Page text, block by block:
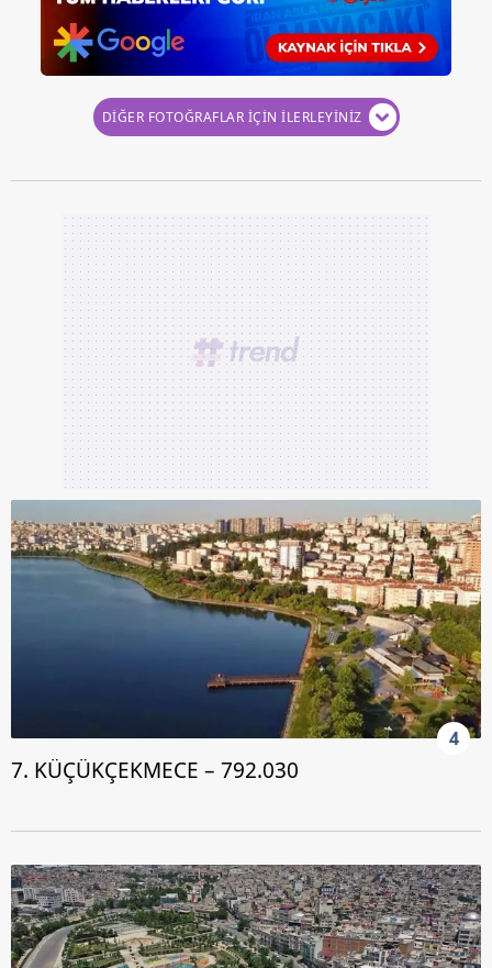
DİĞER FOTOĞRAFLAR İÇİN İLERLEYİNİZ
4
7. KÜÇÜKÇEKMECE – 792.030